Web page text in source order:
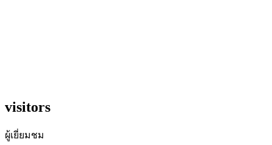
visitors
ผู้เยี่ยมชม